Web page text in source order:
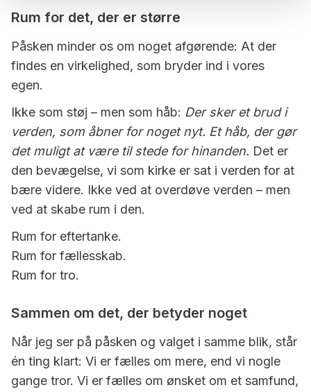
Rum for det, der er større
Påsken minder os om noget afgørende: At der
findes en virkelighed, som bryder ind i vores
egen.
Ikke som støj – men som håb: Der sker et brud i
verden, som åbner for noget nyt. Et håb, der gør
det muligt at være til stede for hinanden. Det er
den bevægelse, vi som kirke er sat i verden for at
bære videre. Ikke ved at overdøve verden – men
ved at skabe rum i den.
Rum for eftertanke.
Rum for fællesskab.
Rum for tro.
Sammen om det, der betyder noget
Når jeg ser på påsken og valget i samme blik, står
én ting klart: Vi er fælles om mere, end vi nogle
gange tror. Vi er fælles om ønsket om et samfund,